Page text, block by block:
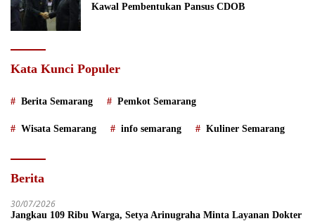
Kawal Pembentukan Pansus CDOB
Kata Kunci Populer
Berita Semarang Pemkot Semarang
Wisata Semarang info semarang Kuliner Semarang
Berita
30/07/2026
Jangkau 109 Ribu Warga, Setya Arinugraha Minta Layanan Dokter